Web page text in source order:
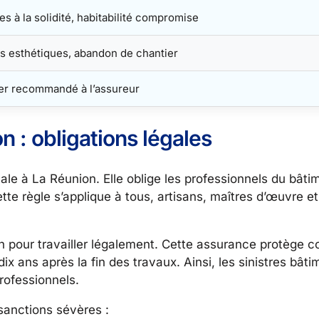
à la solidité, habitabilité compromise
esthétiques, abandon de chantier
recommandé à l’assureur
: obligations légales
à La Réunion. Elle oblige les professionnels du
règle s’applique à tous, artisans, maîtres d’œuvre
pour travailler légalement. Cette assurance protège
ans après la fin des travaux. Ainsi, les sinistres
sévères :